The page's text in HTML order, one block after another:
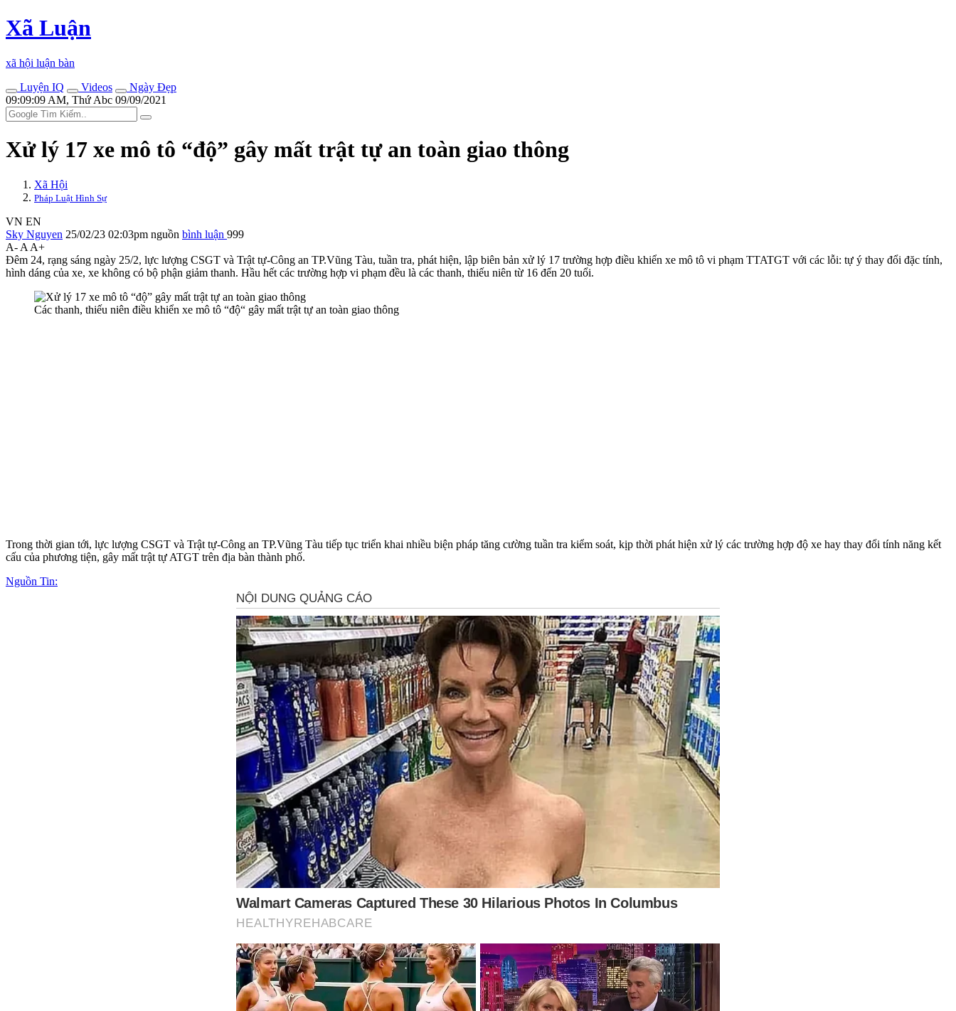
Xã Luận
xã hội luận bàn
Luyện IQ
Videos
Ngày Đẹp
09:09:09 AM, Thứ Abc 09/09/2021
Xử lý 17 xe mô tô “độ” gây mất trật tự an toàn giao thông
Xã Hội
Pháp Luật Hình Sự
VN EN
Sky Nguyen 25/02/23 02:03pm nguồn bình luận 999
A- A A+
Đêm 24, rạng sáng ngày 25/2, lực lượng CSGT và Trật tự-Công an TP.Vũng Tàu, tuần tra, phát hiện, lập biên bản xử lý 17 trường hợp điều khiển xe mô tô vi phạm TTATGT với các lỗi: tự ý thay đổi đặc tính,
hình dáng của xe, xe không có bộ phận giảm thanh. Hầu hết các trường hợp vi phạm đều là các thanh, thiếu niên từ 16 đến 20 tuổi.
Các thanh, thiếu niên điều khiển xe mô tô “độ“ gây mất trật tự an toàn giao thông
Trong thời gian tới, lực lượng CSGT và Trật tự-Công an TP.Vũng Tàu tiếp tục triển khai nhiều biện pháp tăng cường tuần tra kiểm soát, kịp thời phát hiện xử lý các trường hợp độ xe hay thay đổi tính năng kết
cấu của phương tiện, gây mất trật tự ATGT trên địa bàn thành phố.
Nguồn Tin: